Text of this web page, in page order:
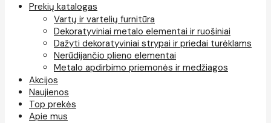
Prekių katalogas
Vartų ir vartelių furnitūra
Dekoratyviniai metalo elementai ir ruošiniai
Dažyti dekoratyviniai strypai ir priedai turėklams
Nerūdijančio plieno elementai
Metalo apdirbimo priemonės ir medžiagos
Akcijos
Naujienos
Top prekės
Apie mus